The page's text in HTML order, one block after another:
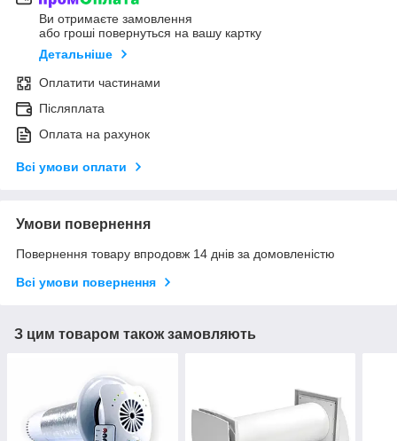
Ви отримаєте замовлення
або гроші повернуться на вашу картку
Детальніше
Оплатити частинами
Післяплата
Оплата на рахунок
Всі умови оплати
Умови повернення
Повернення товару впродовж 14 днів за домовленістю
Всі умови повернення
З цим товаром також замовляють